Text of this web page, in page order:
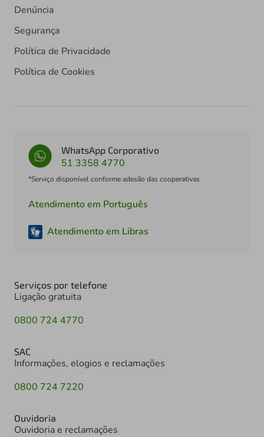
Denúncia
Segurança
Política de Privacidade
Política de Cookies
WhatsApp Corporativo
51 3358 4770
*Serviço disponível conforme adesão das cooperativas
Atendimento em Português
Atendimento em Libras
Serviços por telefone
Ligação gratuita
0800 724 4770
SAC
Informações, elogios e reclamações
0800 724 7220
Ouvidoria
Ouvidoria e reclamações